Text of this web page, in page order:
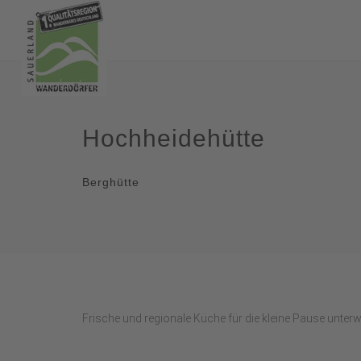
Hochheidehütte
Berghütte
Frische und regionale Küche für die kleine Pause